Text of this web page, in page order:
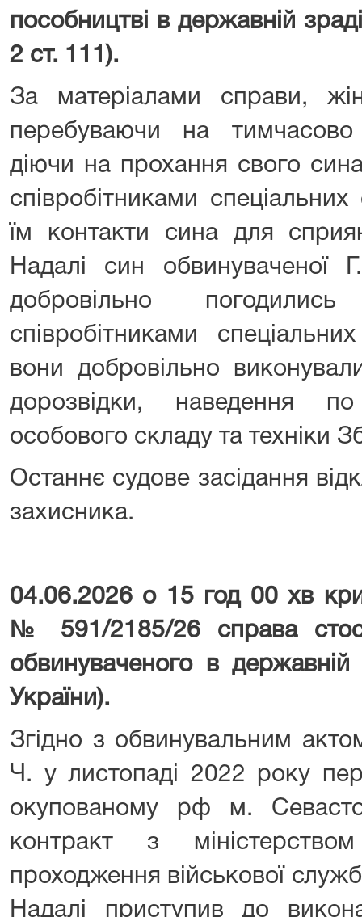
пособництві в державній
2 ст. 111).
За матеріалами справи,
перебуваючи на тимчасово
діючи на прохання свого
співробітниками
їм контакти сина для
Надалі син обвинуваченої
добровільно
співробітниками
вони добровільно
дорозвідки, наведення
особового складу та техніки
Останнє судове засідання
захисника.
04.06.2026 о 15 год 00 хв
№ 591/2185/26
справа
обвинуваченого в
України).
Згідно з обвинувальним
Ч. у листопаді 2022 року
окупованому рф м.
контракт з
проходження військової
Надалі приступив до